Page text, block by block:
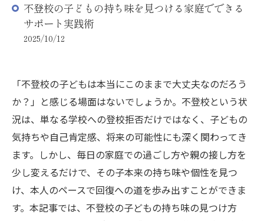
不登校の子どもの持ち味を見つける家庭でできる
サポート実践術
2025/10/12
「不登校の子どもは本当にこのままで大丈夫なのだろう
か？」と感じる場面はないでしょうか。不登校という状
況は、単なる学校への登校拒否だけではなく、子どもの
気持ちや自己肯定感、将来の可能性にも深く関わってき
ます。しかし、毎日の家庭での過ごし方や親の接し方を
少し変えるだけで、その子本来の持ち味や個性を見つ
け、本人のペースで回復への道を歩み出すことができま
す。本記事では、不登校の子どもの持ち味の見つけ方